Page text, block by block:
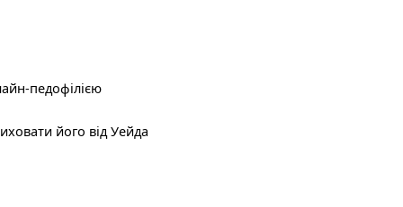
педофілією
його від Уейда